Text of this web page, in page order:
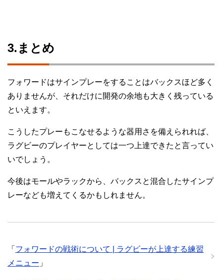
3.まとめ
フォワードはサインプレーをすることはバックスほど多く
ありませんが、それだけに開発の余地も大きく残っている
といえます。
こうしたプレーもこなせるような器用さを備えられれば、
ラグビーのプレイヤーとしては一つ上達できたと言ってい
いでしょう。
今後はモールやラックから、バックスと混合したサインプ
レーなども増えてくるかもしれません。
「 フォワードの戦術について | ラグビーが上達する練習
メニュー 」